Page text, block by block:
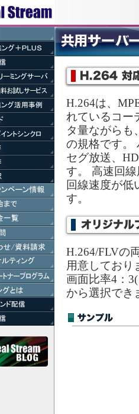
H.264は、
れているコー
タ量ながらも
の規格です。
セグ放送、
す。 高速回
回線速度が低
す。
H.264/FLVの
用意しており
画面比率4：
から選択でき